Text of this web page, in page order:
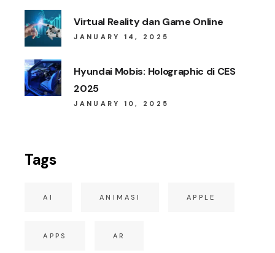
Virtual Reality dan Game Online
JANUARY 14, 2025
Hyundai Mobis: Holographic di CES
2025
JANUARY 10, 2025
Tags
AI ANIMASI APPLE
APPS AR